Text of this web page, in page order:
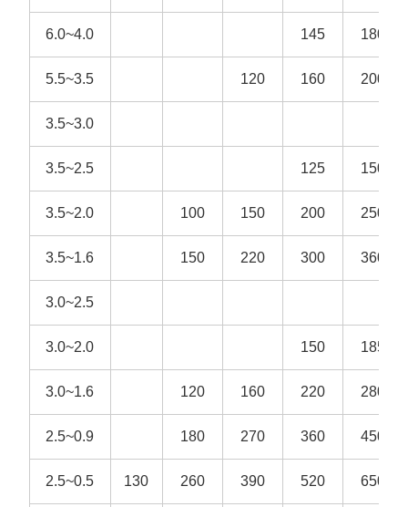
6.0~4.0 145 180
5.5~3.5 120 160 200
3.5~3.0
3.5~2.5 125 150
3.5~2.0 100 150 200 250
3.5~1.6 150 220 300 360
3.0~2.5
3.0~2.0 150 185
3.0~1.6 120 160 220 280
2.5~0.9 180 270 360 450
2.5~0.5 130 260 390 520 650